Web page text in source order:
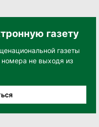
газету
газеты
не выходя из